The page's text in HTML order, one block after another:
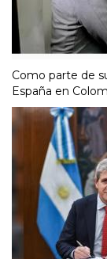
Como parte de
España en